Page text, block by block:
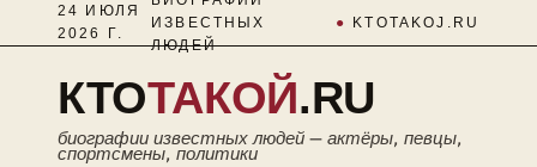
24 ИЮЛЯ
2026 Г.
ИЗВЕСТНЫХ
ЛЮДЕЙ
● KTOTAKOJ.RU
КТОТАКОЙ.RU
биографии известных людей — актёры, певцы,
спортсмены, политики